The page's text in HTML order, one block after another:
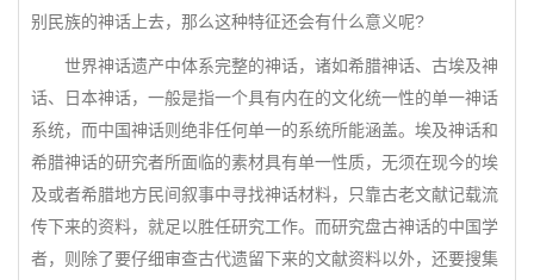
别民族的神话上去，那么这种特征还会有什么意义呢?
世界神话遗产中体系完整的神话，诸如希腊神话、古埃及神
话、日本神话，一般是指一个具有内在的文化统一性的单一神话
系统，而中国神话则绝非任何单一的系统所能涵盖。埃及神话和
希腊神话的研究者所面临的素材具有单一性质，无须在现今的埃
及或者希腊地方民间叙事中寻找神话材料，只靠古老文献记载流
传下来的资料，就足以胜任研究工作。而研究盘古神话的中国学
者，则除了要仔细审查古代遗留下来的文献资料以外，还要搜集